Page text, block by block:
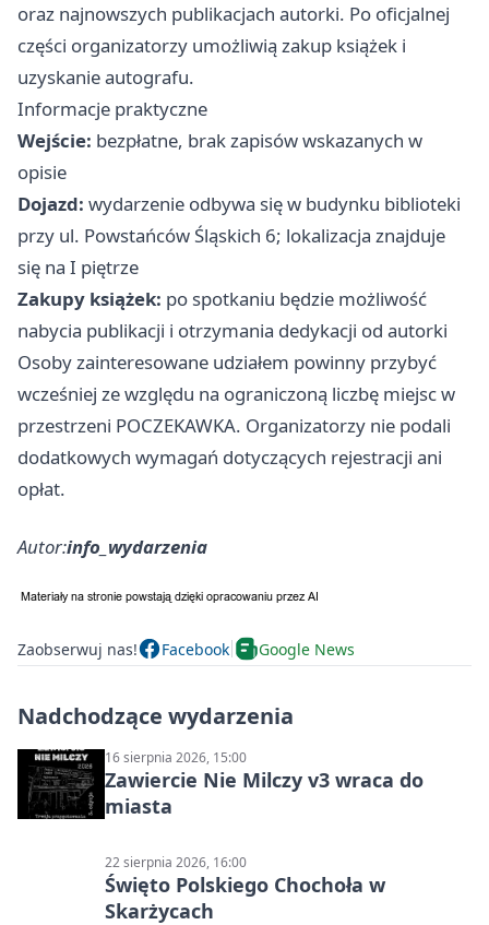
oraz najnowszych publikacjach autorki. Po oficjalnej
części organizatorzy umożliwią zakup książek i
uzyskanie autografu.
Informacje praktyczne
Wejście: bezpłatne, brak zapisów wskazanych w
opisie
Dojazd: wydarzenie odbywa się w budynku biblioteki
przy ul. Powstańców Śląskich 6; lokalizacja znajduje
się na I piętrze
Zakupy książek: po spotkaniu będzie możliwość
nabycia publikacji i otrzymania dedykacji od autorki
Osoby zainteresowane udziałem powinny przybyć
wcześniej ze względu na ograniczoną liczbę miejsc w
przestrzeni POCZEKAWKA. Organizatorzy nie podali
dodatkowych wymagań dotyczących rejestracji ani
opłat.
Autor:info_wydarzenia
Zaobserwuj nas! Facebook Google News
Nadchodzące wydarzenia
16 sierpnia 2026, 15:00
Zawiercie Nie Milczy v3 wraca do
miasta
22 sierpnia 2026, 16:00
Święto Polskiego Chochoła w
Skarżycach